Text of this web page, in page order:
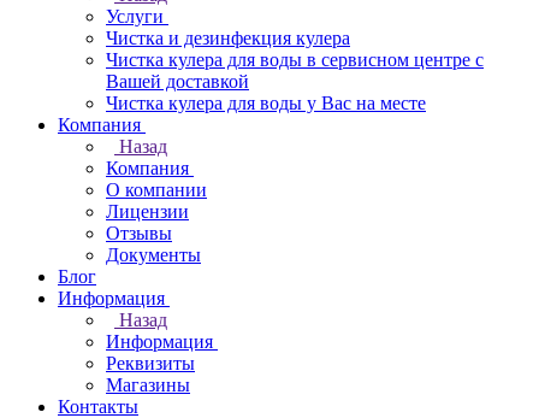
Услуги
Чистка и дезинфекция кулера
Чистка кулера для воды в сервисном центре с
Вашей доставкой
Чистка кулера для воды у Вас на месте
Компания
Назад
Компания
О компании
Лицензии
Отзывы
Документы
Блог
Информация
Назад
Информация
Реквизиты
Магазины
Контакты